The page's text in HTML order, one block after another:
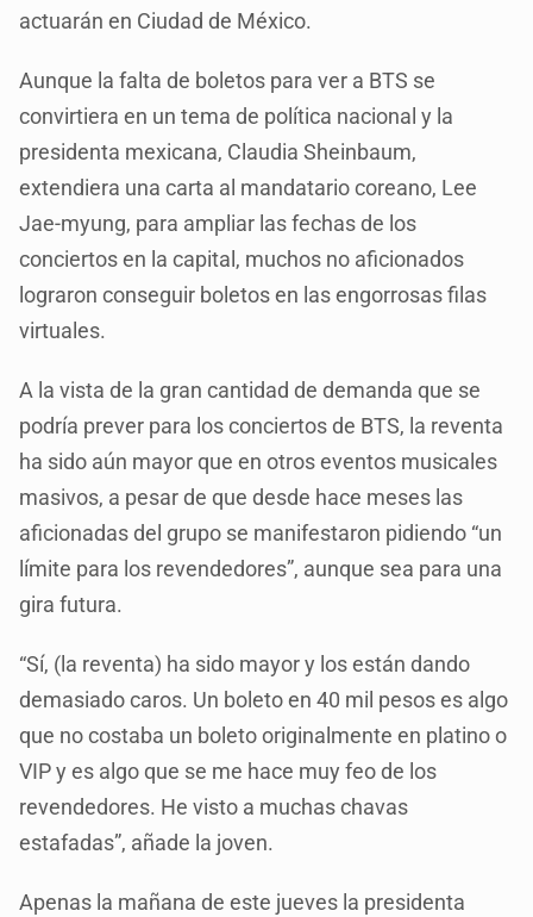
actuarán en Ciudad de México.
Aunque la falta de boletos para ver a BTS se
convirtiera en un tema de política nacional y la
presidenta mexicana, Claudia Sheinbaum,
extendiera una carta al mandatario coreano, Lee
Jae-myung, para ampliar las fechas de los
conciertos en la capital, muchos no aficionados
lograron conseguir boletos en las engorrosas filas
virtuales.
A la vista de la gran cantidad de demanda que se
podría prever para los conciertos de BTS, la reventa
ha sido aún mayor que en otros eventos musicales
masivos, a pesar de que desde hace meses las
aficionadas del grupo se manifestaron pidiendo “un
límite para los revendedores”, aunque sea para una
gira futura.
“Sí, (la reventa) ha sido mayor y los están dando
demasiado caros. Un boleto en 40 mil pesos es algo
que no costaba un boleto originalmente en platino o
VIP y es algo que se me hace muy feo de los
revendedores. He visto a muchas chavas
estafadas”, añade la joven.
Apenas la mañana de este jueves la presidenta